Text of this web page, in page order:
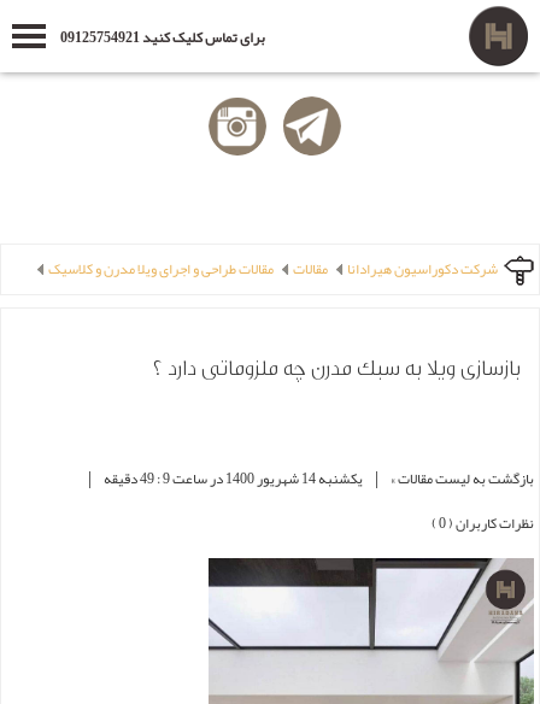
برای تماس کلیک کنید 09125754921
شرکت دکوراسیون هیرادانا مقالات مقالات طراحی و اجرای ویلا مدرن و کلاسیک
بازسازی ویلا به سبک مدرن چه ملزوماتی دارد ؟
بازگشت به لیست مقالات » | یکشنبه 14 شهریور 1400 در ساعت 9 : 49 دقیقه |
نظرات کاربران ( 0 )